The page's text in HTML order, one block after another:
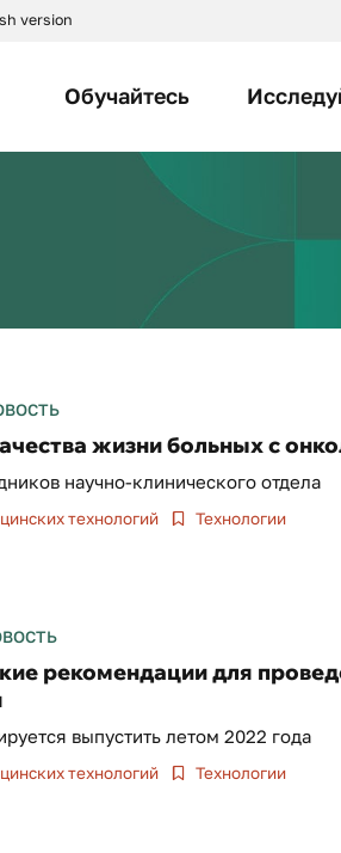
version
Обучайтесь
жизни больных с
научно-клинического отдела
технологий Технологии
рекомендации для
выпустить летом 2022 года
технологий Технологии